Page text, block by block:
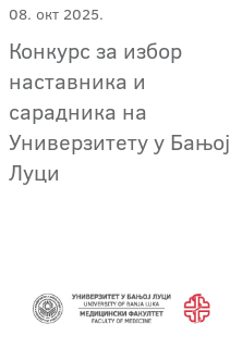
08. окт 2025.
Конкурс за избор
наставника и
сарадника на
Универзитету у Бањој
Луци